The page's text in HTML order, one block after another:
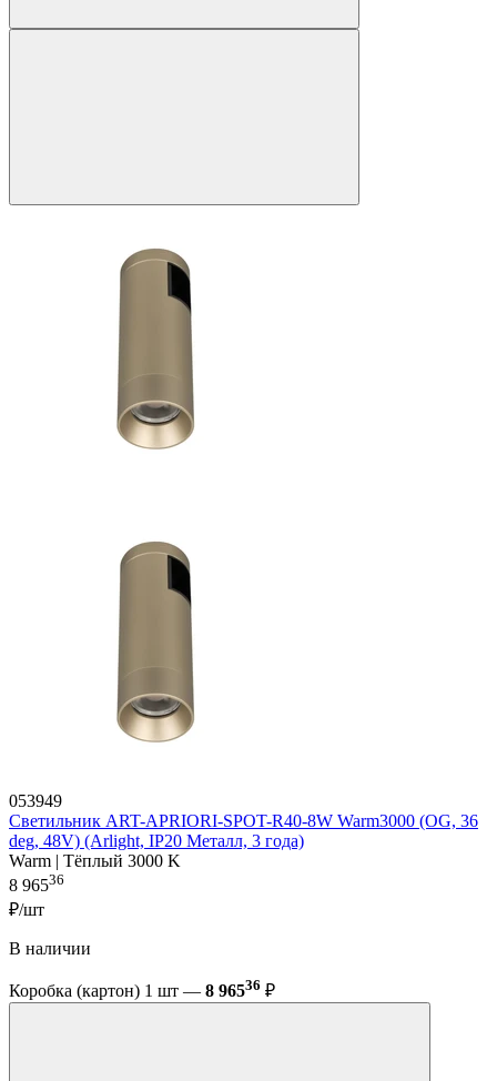
053949
Светильник ART-APRIORI-SPOT-R40-8W Warm3000 (OG, 36
deg, 48V) (Arlight, IP20 Металл, 3 года)
Warm | Тёплый 3000 K
8 96536
₽/шт
В наличии
Коробка (картон) 1 шт — 8 96536 ₽